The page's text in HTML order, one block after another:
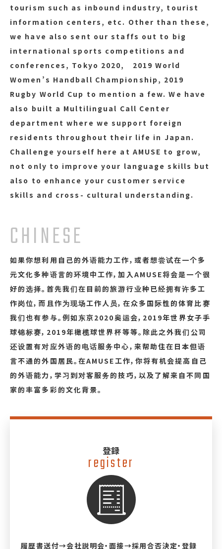
tourism such as inbound industry, tourist
information centers, etc. Other than these,
we have also sent our staffs out to big
international sports competitions and
conferences, Tokyo 2020, 2019 World
Women’s Handball Championship, 2019
Rugby World Cup to mention a few. We have
also built a Multilingual Call Center
department where we support foreign
residents throughout their life in Japan.
Challenge yourself here at AMUSE to grow,
not only to improve your language skills but
also to enhance your customer service
skills and cross- cultural understanding.
CHINESE
如果你想利用自己的外语能力工作，或者想尝试在一个多
元文化多种语言的环境中工作，加入AMUSE将会是一个很
好的选择。首先我们在目前的旅游行业种已经拥有许多工
作岗位，而且作为现场工作人员，在众多国际性的体育比赛
我们也有参与。例如东京2020奥运会，2019年世界女子手
球锦标赛，2019年橄榄球世界杯等等。除此之外我们公司
还设置有对应外语的电话服务中心，来帮助住在日本但语
言不通的外国居民。在AMUSE工作，你将有机会提高自己
的外语能力，学习到对客服务的技巧，以及了解来自不同国
家的丰富多彩的文化背景。
登録
register
履歴書送付→会社説明会・面接→採用合否決定・登録